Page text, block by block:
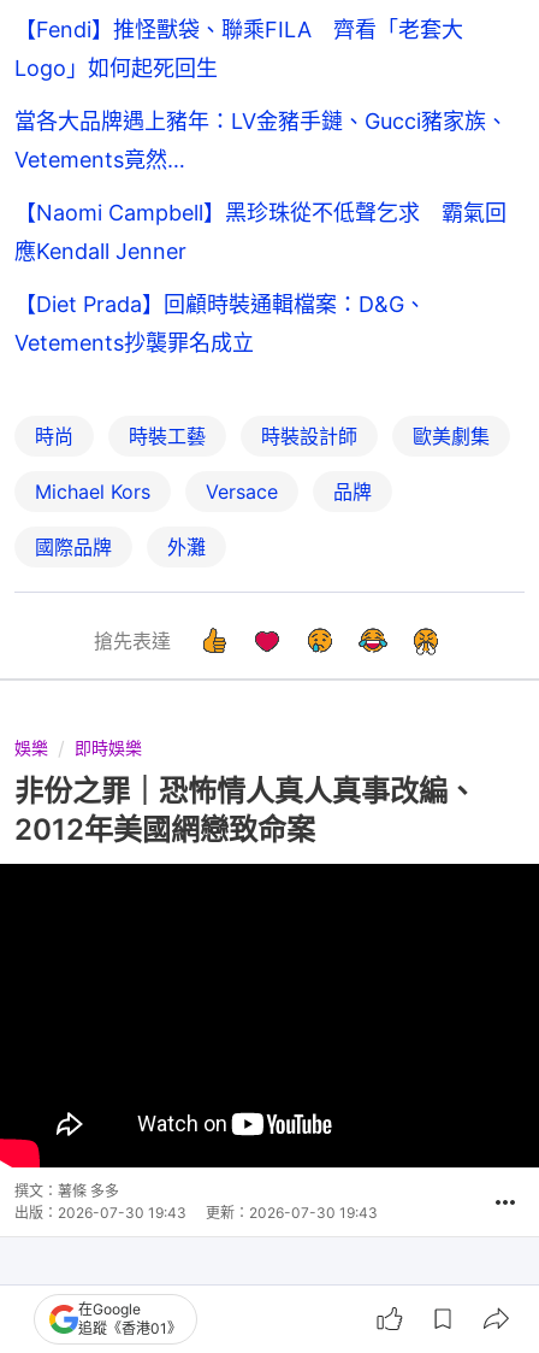
【Fendi】推怪獸袋、聯乘FILA 齊看「老套大
Logo」如何起死回生
當各大品牌遇上豬年：LV金豬手鏈、Gucci豬家族、
Vetements竟然…
【Naomi Campbell】黑珍珠從不低聲乞求 霸氣回
應Kendall Jenner
【Diet Prada】回顧時裝通輯檔案：D&G、
Vetements抄襲罪名成立
時尚 時裝工藝 時裝設計師 歐美劇集
Michael Kors Versace 品牌
國際品牌 外灘
搶先表達
娛樂 即時娛樂
非份之罪｜恐怖情人真人真事改編、
2012年美國網戀致命案
撰文： 薯條 多多
出版： 2026-07-30 19:43 更新： 2026-07-30 19:43
在Google
追蹤《香港01》